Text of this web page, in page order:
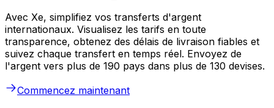
Avec Xe, simplifiez vos transferts d'argent
internationaux. Visualisez les tarifs en toute
transparence, obtenez des délais de livraison fiables et
suivez chaque transfert en temps réel. Envoyez de
l'argent vers plus de 190 pays dans plus de 130 devises.
Commencez maintenant